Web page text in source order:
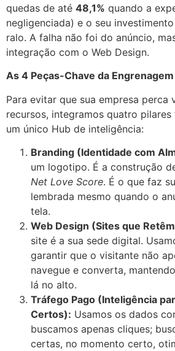
quedas de até 48,1% quando a
negligenciada) e o seu
ralo. A falha não foi do anúncio,
integração com o Web Design.
As 4 Peças-Chave da Engrenagem
Para evitar que sua empresa perca
recursos, integramos quatro pilares
um único Hub de inteligência:
Branding (Identidade com
um logotipo. É a construção
Net Love Score. É o que faz
lembrada mesmo quando o
tela.
Web Design (Sites que
site é a sua sede digital.
garantir que o visitante não
navegue e converta,
lá no alto.
Tráfego Pago (Inteligência
Certos): Usamos os dados
buscamos apenas cliques;
certas, no momento certo,